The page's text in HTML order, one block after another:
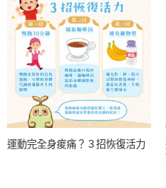
運動完全身痠痛？３招恢復活力